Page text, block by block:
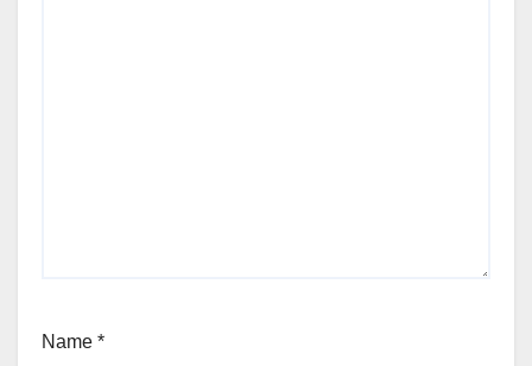
Name *